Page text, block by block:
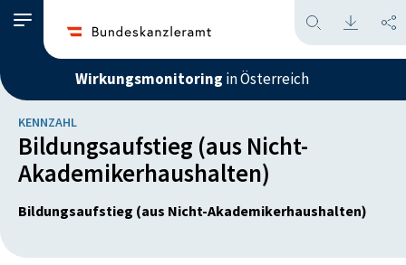
Wirkungsmonitoring in Österreich
KENNZAHL
Bildungsaufstieg (aus Nicht-
Akademikerhaushalten)
Bildungsaufstieg (aus Nicht-Akademikerhaushalten)